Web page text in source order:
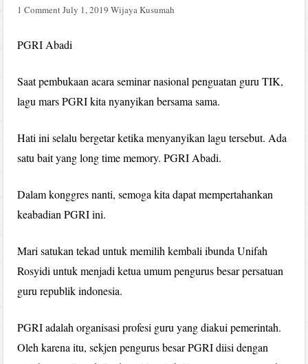
1 Comment July 1, 2019 Wijaya Kusumah
PGRI Abadi
Saat pembukaan acara seminar nasional penguatan guru TIK,
lagu mars PGRI kita nyanyikan bersama sama.
Hati ini selalu bergetar ketika menyanyikan lagu tersebut. Ada
satu bait yang long time memory. PGRI Abadi.
Dalam konggres nanti, semoga kita dapat mempertahankan
keabadian PGRI ini.
Mari satukan tekad untuk memilih kembali ibunda Unifah
Rosyidi untuk menjadi ketua umum pengurus besar persatuan
guru republik indonesia.
PGRI adalah organisasi profesi guru yang diakui pemerintah.
Oleh karena itu, sekjen pengurus besar PGRI diisi dengan